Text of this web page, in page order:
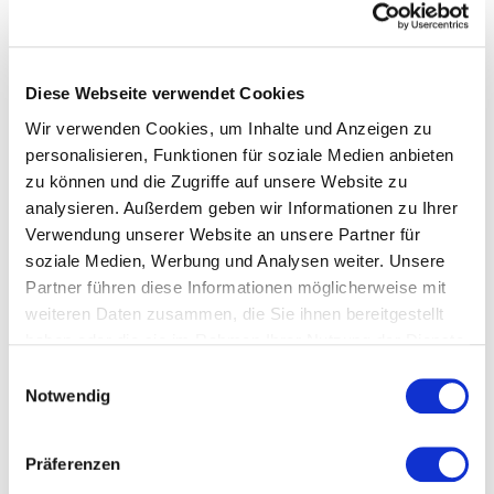
Diese Webseite verwendet Cookies
Wir verwenden Cookies, um Inhalte und Anzeigen zu
personalisieren, Funktionen für soziale Medien anbieten
zu können und die Zugriffe auf unsere Website zu
analysieren. Außerdem geben wir Informationen zu Ihrer
Verwendung unserer Website an unsere Partner für
soziale Medien, Werbung und Analysen weiter. Unsere
Partner führen diese Informationen möglicherweise mit
weiteren Daten zusammen, die Sie ihnen bereitgestellt
Notwendig
Präferenzen
Ökologisch vorbildliche und trockene
Baustoffe
CNC-gesteuerte Präzisionsfertigung
Detaillierte Baubeschreibung
18 Monate Festpreisgarantie
Vertraglich fixierte
Fertigstellungsdauer ab
Auftragsklarheit
Jetzt Traumhaus
Meisterstück-HAUS